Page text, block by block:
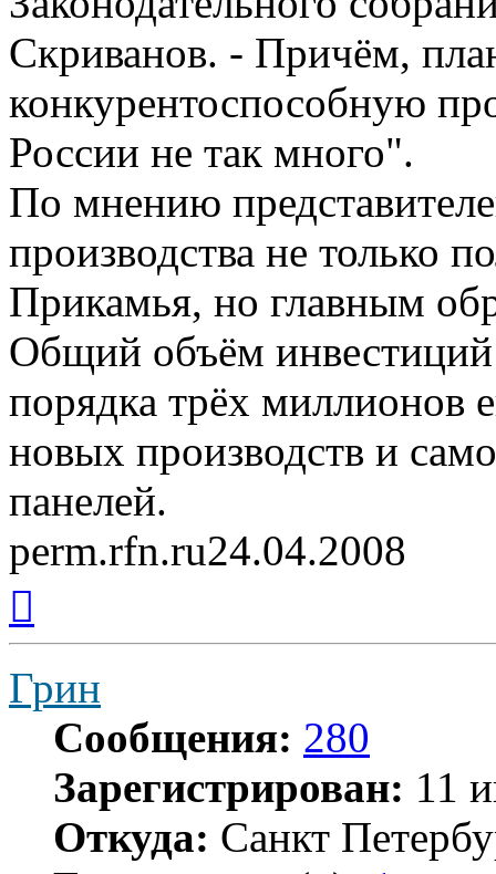
Скриванов. - Причём,
конкурентоспособную
России не так много".
По мнению
производства не только
Прикамья, но главным
Общий объём инвестиций
порядка трёх миллионов
новых производств и
панелей.
perm.rfn.ru24.04.2008
началу
Грин
Сообщения: 280
Зарегистрирован: 11
Откуда: Санкт